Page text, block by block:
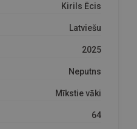
Kirils Ēcis
Latviešu
2025
Neputns
Mīkstie vāki
64